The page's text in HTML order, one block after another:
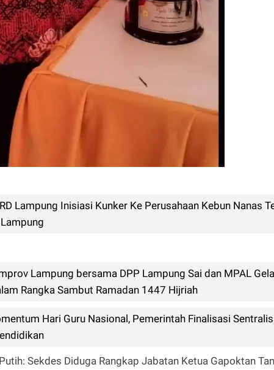
Lampung Inisiasi Kunker Ke Perusahaan Kebun Nanas
Lampung bersama DPP Lampung Sai dan MPAL
Rangka Sambut Ramadan 1447 Hijriah
Hari Guru Nasional, Pemerintah Finalisasi
Sekdes Diduga Rangkap Jabatan Ketua Gapoktan